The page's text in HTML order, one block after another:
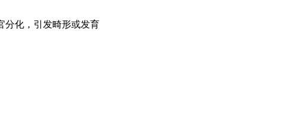
化，引发畸形或发育